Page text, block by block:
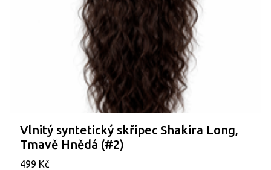
Vlnitý syntetický skřipec Shakira Long,
Tmavě Hnědá (#2)
499 Kč